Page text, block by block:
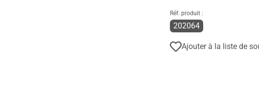
Réf. produit :
202064
Ajouter à la liste de